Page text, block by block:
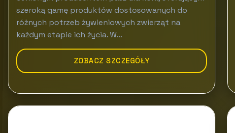
szeroką gamę produktów dostosowanych do
różnych potrzeb żywieniowych zwierząt na
każdym etapie ich życia. W...
ZOBACZ SZCZEGÓŁY